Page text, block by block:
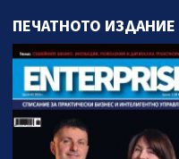
ПЕЧАТНОТО ИЗДАНИЕ